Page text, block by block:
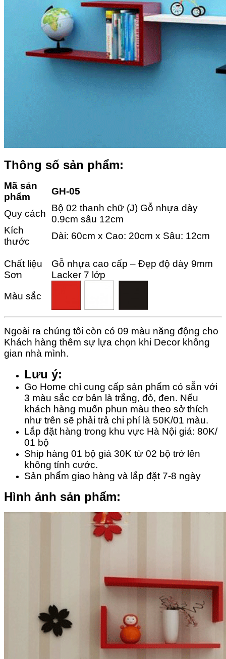
Thông số sản phẩm:
Mã sản
phẩm
GH-05
Quy cách
Bộ 02 thanh chữ (J) Gỗ nhựa dày
0.9cm sâu 12cm
Kích
thước
Dài: 60cm x Cao: 20cm x Sâu: 12cm
Chất liệu
Gỗ nhựa cao cấp – Đẹp độ dày 9mm
Sơn
Lacker 7 lớp
Màu sắc
Ngoài ra chúng tôi còn có 09 màu năng động cho
Khách hàng thêm sự lựa chọn khi Decor không
gian nhà mình.
Lưu ý:
Go Home chỉ cung cấp sản phẩm có sẵn với
3 màu sắc cơ bản là trắng, đỏ, đen. Nếu
khách hàng muốn phun màu theo sở thích
như trên sẽ phải trả chi phí là 50K/01 màu.
Lắp đặt hàng trong khu vực Hà Nội giá: 80K/
01 bộ
Ship hàng 01 bộ giá 30K từ 02 bộ trở lên
không tính cước.
Sản phẩm giao hàng và lắp đặt 7-8 ngày
Hình ảnh sản phẩm: